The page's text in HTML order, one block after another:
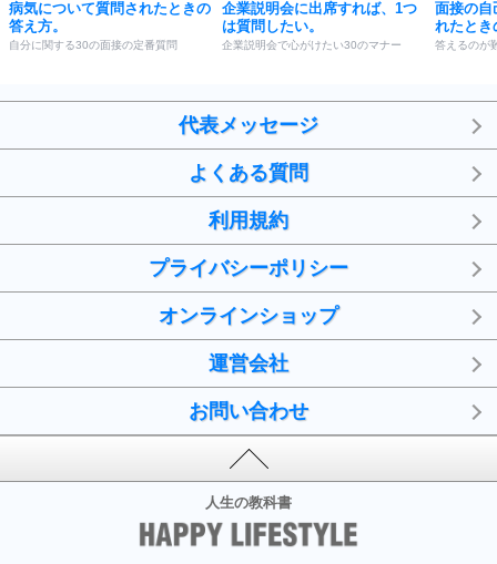
病気について質問されたときの
答え方。
自分に関する30の面接の定番質問
企業説明会に出席すれば、1つ
は質問したい。
企業説明会で心がけたい30のマナー
面接の自
れたとき
答えるのが
代表メッセージ
よくある質問
利用規約
プライバシーポリシー
オンラインショップ
運営会社
お問い合わせ
人生の教科書